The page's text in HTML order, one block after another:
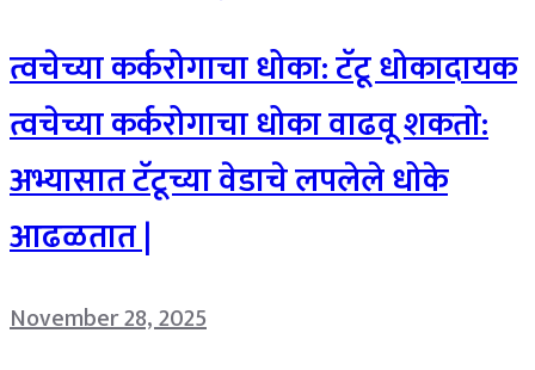
त्वचेच्या कर्करोगाचा धोका: टॅटू धोकादायक
त्वचेच्या कर्करोगाचा धोका वाढवू शकतो:
अभ्यासात टॅटूच्या वेडाचे लपलेले धोके
आढळतात |
November 28, 2025